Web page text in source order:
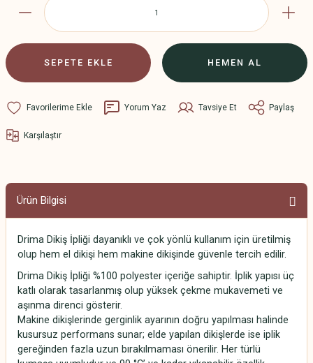
SEPETE EKLE HEMEN AL
Yorum Yaz Tavsiye Et Paylaş
Karşılaştır
Ürün Bilgisi
Drima Dikiş İpliği dayanıklı ve çok yönlü kullanım için üretilmiş
olup hem el dikişi hem makine dikişinde güvenle tercih edilir.
Drima Dikiş İpliği %100 polyester içeriğe sahiptir. İplik yapısı üç
katlı olarak tasarlanmış olup yüksek çekme mukavemeti ve
aşınma direnci gösterir.
Makine dikişlerinde gerginlik ayarının doğru yapılması halinde
kusursuz performans sunar; elde yapılan dikişlerde ise iplik
gereğinden fazla uzun bırakılmaması önerilir. Her türlü